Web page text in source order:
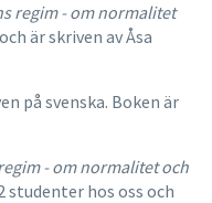
regim - om normalitet
är skriven av Åsa
på svenska. Boken är
- om normalitet och
studenter hos oss och